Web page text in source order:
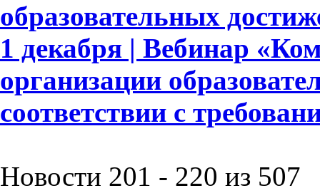
образовательных
1 декабря | Вебинар
организации
соответствии с
Новости 201 - 220 из 507